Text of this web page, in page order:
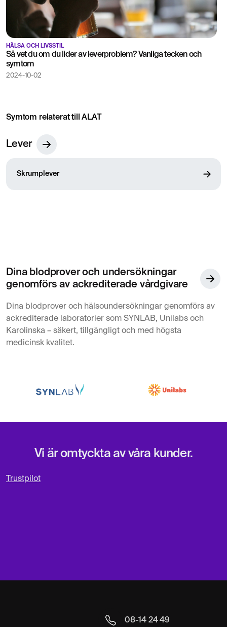
HÄLSA OCH LIVSSTIL
Så vet du om du lider av leverproblem? Vanliga tecken och
symtom
2024-10-02
Symtom relaterat till ALAT
Lever
Skrumplever
Dina blodprover och undersökningar
genomförs av ackrediterade vårdgivare
Dina blodprover och hälsoundersökningar genomförs av
ackrediterade laboratorier som SYNLAB, Unilabs och
Karolinska – säkert, tillgängligt och med högsta
medicinsk kvalitet.
Vi är omtyckta av våra kunder.
Trustpilot
08-14 24 49